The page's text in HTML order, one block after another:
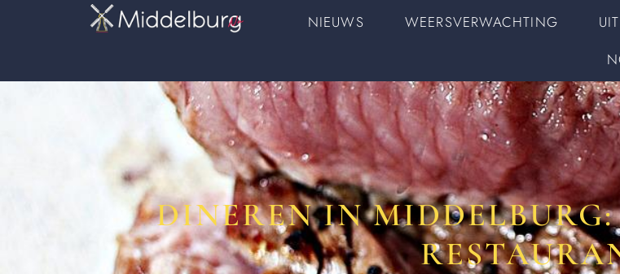
NIEUWS WEERSVERWACHTING
DINEREN IN